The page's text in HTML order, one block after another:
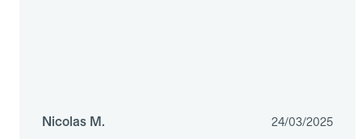
Nicolas M. 24/03/2025